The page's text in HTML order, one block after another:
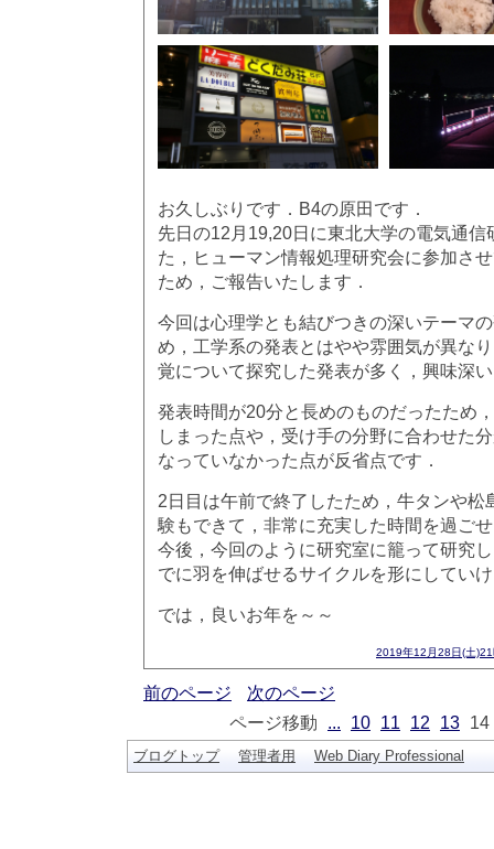
お久しぶりです．B4の原田です．
先日の12月19,20日に東北大学の電気通信
た，ヒューマン情報処理研究会に参加さ
ため，ご報告いたします．
今回は心理学とも結びつきの深いテーマ
め，工学系の発表とはやや雰囲気が異な
覚について探究した発表が多く，興味深
発表時間が20分と長めのものだったため
しまった点や，受け手の分野に合わせた
なっていなかった点が反省点です．
2日目は午前で終了したため，牛タンや松
験もできて，非常に充実した時間を過ご
今後，今回のように研究室に籠って研究
でに羽を伸ばせるサイクルを形にしてい
では，良いお年を～～
2019年12月28日(土
前のページ
次のページ
ページ移動
... 10 11 12 13 14
ブログトップ 管理者用 Web Diary Professional